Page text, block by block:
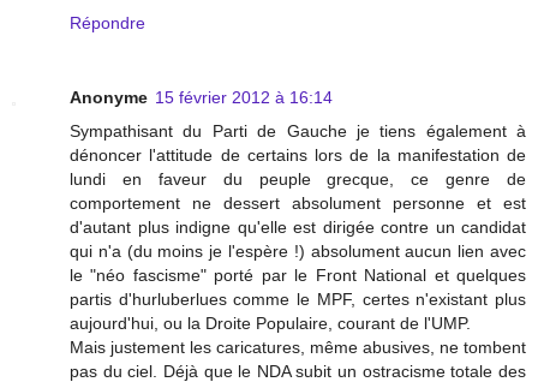
Répondre
Anonyme 15 février 2012 à 16:14
Sympathisant du Parti de Gauche je tiens également à
dénoncer l'attitude de certains lors de la manifestation de
lundi en faveur du peuple grecque, ce genre de
comportement ne dessert absolument personne et est
d'autant plus indigne qu'elle est dirigée contre un candidat
qui n'a (du moins je l'espère !) absolument aucun lien avec
le "néo fascisme" porté par le Front National et quelques
partis d'hurluberlues comme le MPF, certes n'existant plus
aujourd'hui, ou la Droite Populaire, courant de l'UMP.
Mais justement les caricatures, même abusives, ne tombent
pas du ciel. Déjà que le NDA subit un ostracisme totale des